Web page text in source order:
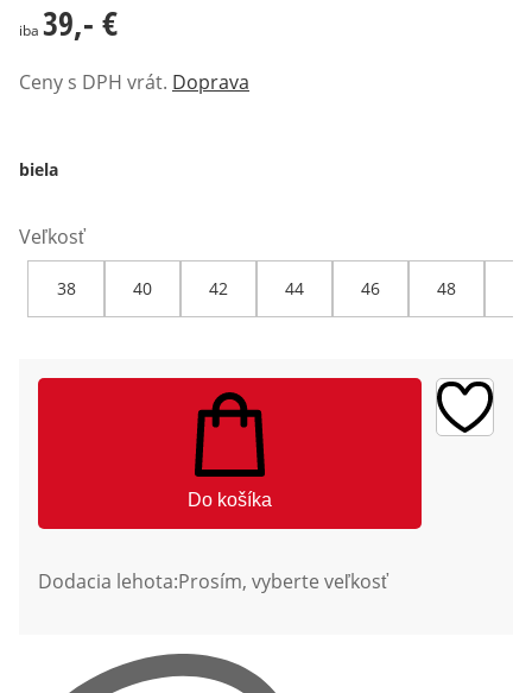
39,- €
iba 39,- €
Ceny s DPH vrát. Doprava
biela
Veľkosť
38 40 42 44 46 48
Do košíka
Dodacia lehota:Prosím, vyberte veľkosť